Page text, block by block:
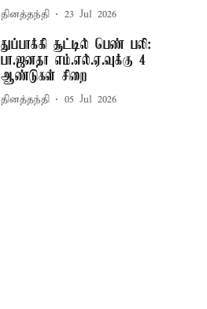
தினத்தந்தி 23 Jul 2026
துப்பாக்கி சூட்டில் பெண் பலி:
பா.ஜனதா எம்.எல்.ஏ.வுக்கு 4
ஆண்டுகள் சிறை
தினத்தந்தி 05 Jul 2026